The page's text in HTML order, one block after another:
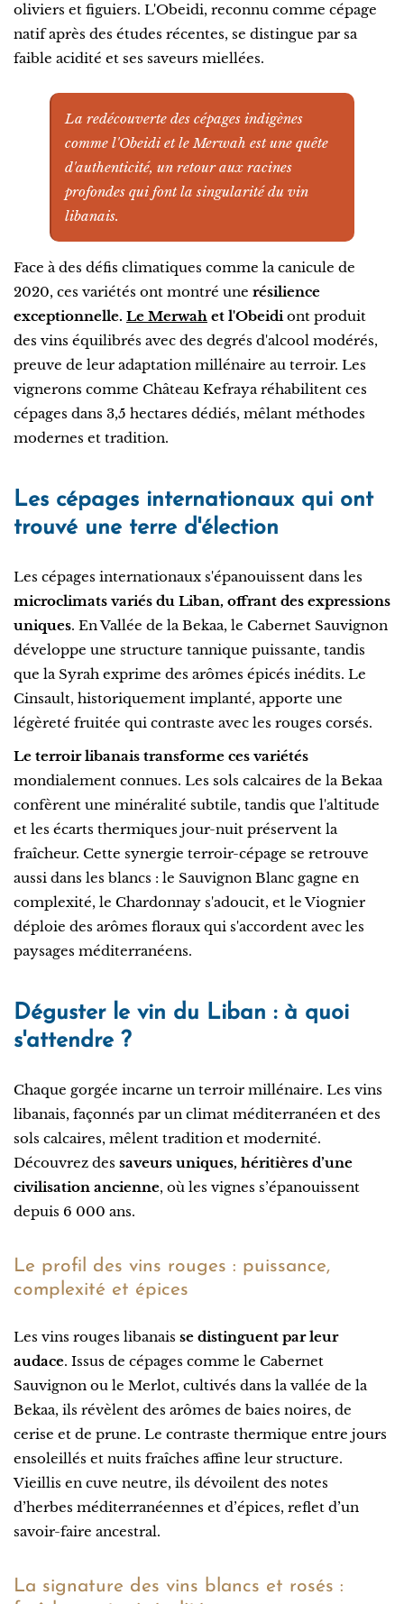
oliviers et figuiers. L'Obeidi, reconnu comme cépage
natif après des études récentes, se distingue par sa
faible acidité et ses saveurs miellées.
La redécouverte des cépages indigènes
comme l'Obeidi et le Merwah est une quête
d'authenticité, un retour aux racines
profondes qui font la singularité du vin
libanais.
Face à des défis climatiques comme la canicule de
2020, ces variétés ont montré une résilience
exceptionnelle. Le Merwah et l'Obeidiont produit
des vins équilibrés avec des degrés d'alcool modérés,
preuve de leur adaptation millénaire au terroir. Les
vignerons comme Château Kefraya réhabilitent ces
cépages dans 3,5 hectares dédiés, mêlant méthodes
modernes et tradition.
Les cépages internationaux qui ont
trouvé une terre d'élection
Les cépages internationaux s'épanouissent dans les
microclimats variés du Liban, offrant des expressions
uniques. En Vallée de la Bekaa, le Cabernet Sauvignon
développe une structure tannique puissante, tandis
que la Syrah exprime des arômes épicés inédits. Le
Cinsault, historiquement implanté, apporte une
légèreté fruitée qui contraste avec les rouges corsés.
Le terroir libanais transforme ces variétés
mondialement connues. Les sols calcaires de la Bekaa
confèrent une minéralité subtile, tandis que l'altitude
et les écarts thermiques jour-nuit préservent la
fraîcheur. Cette synergie terroir-cépage se retrouve
aussi dans les blancs : le Sauvignon Blanc gagne en
complexité, le Chardonnay s'adoucit, et le Viognier
déploie des arômes floraux qui s'accordent avec les
paysages méditerranéens.
Déguster le vin du Liban : à quoi
s'attendre ?
Chaque gorgée incarne un terroir millénaire. Les vins
libanais, façonnés par un climat méditerranéen et des
sols calcaires, mêlent tradition et modernité.
Découvrez des saveurs uniques, héritières d’une
civilisation ancienne, où les vignes s’épanouissent
depuis 6 000 ans.
Le profil des vins rouges : puissance,
complexité et épices
Les vins rouges libanais se distinguent par leur
audace. Issus de cépages comme le Cabernet
Sauvignon ou le Merlot, cultivés dans la vallée de la
Bekaa, ils révèlent des arômes de baies noires, de
cerise et de prune. Le contraste thermique entre jours
ensoleillés et nuits fraîches affine leur structure.
Vieillis en cuve neutre, ils dévoilent des notes
d’herbes méditerranéennes et d’épices, reflet d’un
savoir-faire ancestral.
La signature des vins blancs et rosés :